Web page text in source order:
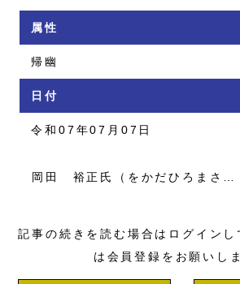
属性
帰幽
日付
令和07年07月07日
岡田 裕正氏（をかだひろまさ…
記事の続きを読む場合はログインし
は会員登録をお願いし